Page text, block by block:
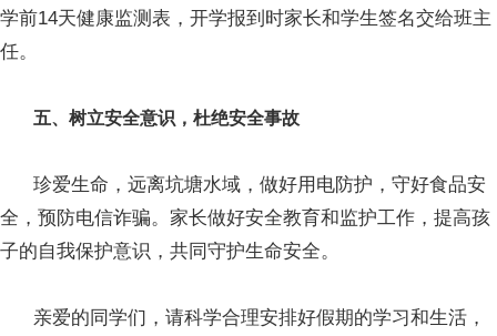
学前14天健康监测表，开学报到时家长和学生签名交给班主
任。
五、树立安全意识，杜绝安全事故
珍爱生命，远离坑塘水域，做好用电防护，守好食品安
全，预防电信诈骗。家长做好安全教育和监护工作，提高孩
子的自我保护意识，共同守护生命安全。
亲爱的同学们，请科学合理安排好假期的学习和生活，